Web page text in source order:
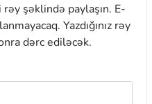
şəklində paylaşın. E-
Yazdığınız rəy
dərc ediləcək.